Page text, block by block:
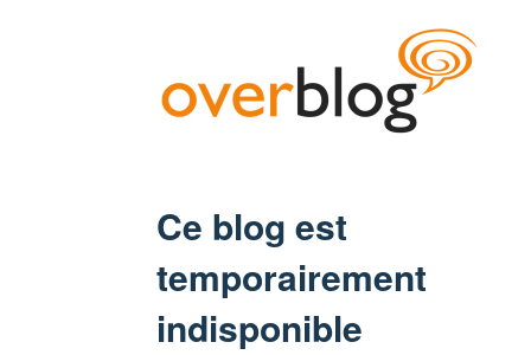
Ce blog est
temporairement
indisponible